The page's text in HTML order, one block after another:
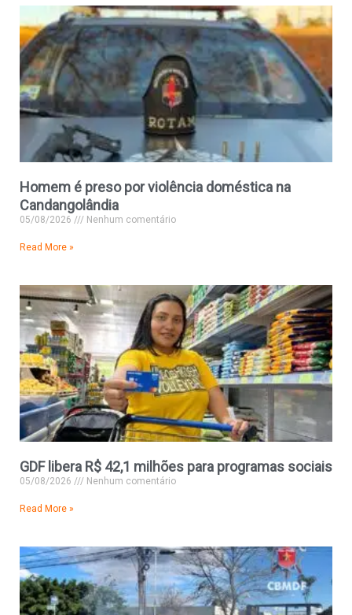
Homem é preso por violência doméstica na
Candangolândia
05/08/2026 Nenhum comentário
Read More »
GDF libera R$ 42,1 milhões para programas sociais
05/08/2026 Nenhum comentário
Read More »